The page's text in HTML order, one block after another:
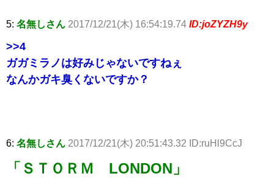
5: 名無しさん 2017/12/21(木) 16:54:19.74 ID:joZYZH9y
>>4
ガガミラノは好みじゃないですねぇ
なんかガキ臭くないですか？
6: 名無しさん 2017/12/21(木) 20:51:43.32 ID:ruHl9CcJ
「ＳＴＯＲＭ LONDON」